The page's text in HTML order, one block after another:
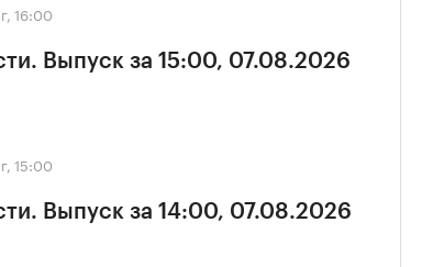
16:00
Выпуск за 15:00, 07.08.2026
15:00
Выпуск за 14:00, 07.08.2026